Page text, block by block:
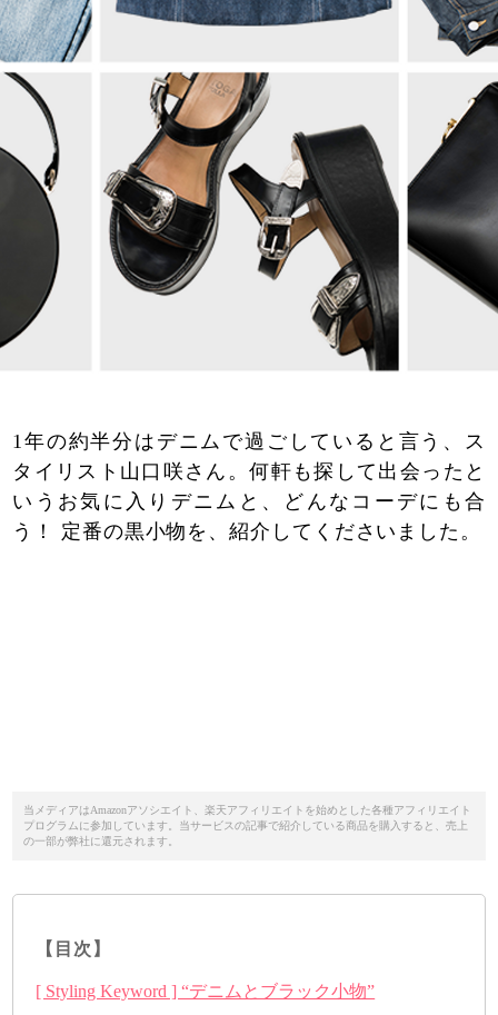
1年の約半分はデニムで過ごしていると言う、ス
タイリスト山口咲さん。何軒も探して出会ったと
いうお気に入りデニムと、どんなコーデにも合
う！ 定番の黒小物を、紹介してくださいました。
当メディアはAmazonアソシエイト、楽天アフィリエイトを始めとした各種アフィリエイト
プログラムに参加しています。当サービスの記事で紹介している商品を購入すると、売上
の一部が弊社に還元されます。
【目次】
[ Styling Keyword ] “デニムとブラック小物”